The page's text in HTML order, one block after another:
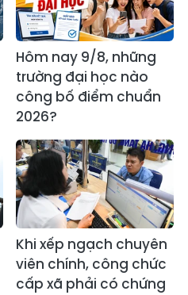
Hôm nay 9/8, những
trường đại học nào
công bố điểm chuẩn
2026?
Khi xếp ngạch chuyên
viên chính, công chức
cấp xã phải có chứng